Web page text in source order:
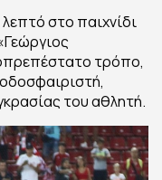
στο παιχνίδι
τρόπο,
του αθλητή.